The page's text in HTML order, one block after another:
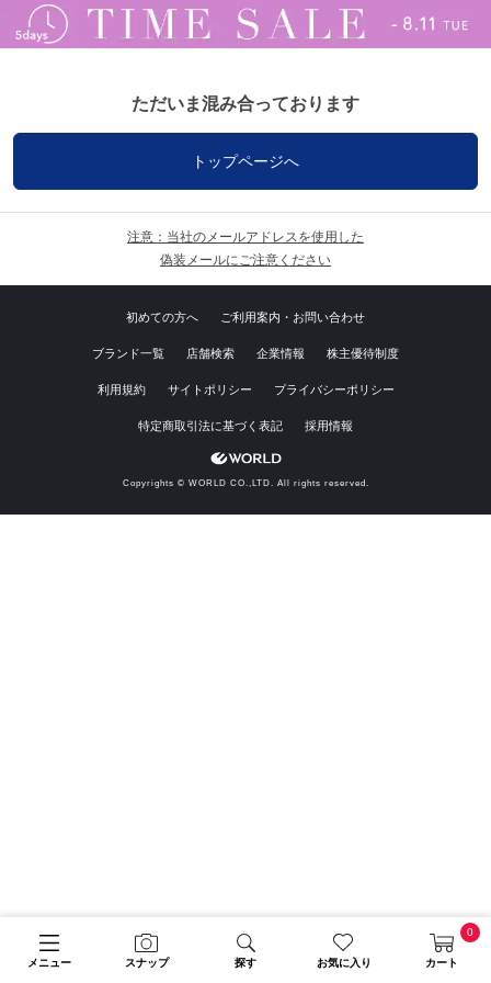
メニュー スナップ 探す お気に入り カート
0
ただいま混み合っております
トップページへ
注意：当社のメールアドレスを使用した
偽装メールにご注意ください
初めての方へ ご利用案内・お問い合わせ
ブランド一覧 店舗検索 企業情報 株主優待制度
利用規約 サイトポリシー プライバシーポリシー
特定商取引法に基づく表記 採用情報
Copyrights © WORLD CO.,LTD. All rights reserved.